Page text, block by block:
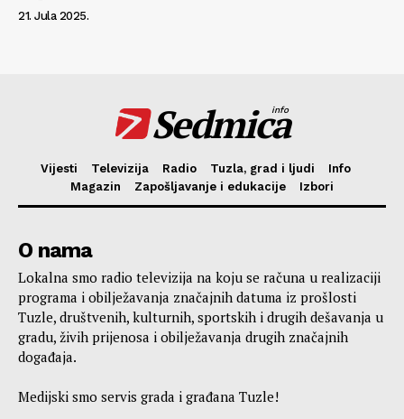
21. Jula 2025.
Sedmica
info
Vijesti Televizija Radio Tuzla, grad i ljudi
Info
Magazin
Zapošljavanje i edukacije Izbori
O nama
Lokalna smo radio televizija na koju se računa u realizaciji
programa i obilježavanja značajnih datuma iz prošlosti
Tuzle, društvenih, kulturnih, sportskih i drugih dešavanja u
gradu, živih prijenosa i obilježavanja drugih značajnih
događaja.
Medijski smo servis grada i građana Tuzle!